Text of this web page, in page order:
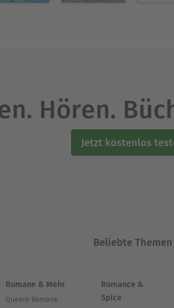
Hören.
Jetzt kostenlos
Beliebte Themen
Romane & Mehr
Queere Romane
Romance &
Spice